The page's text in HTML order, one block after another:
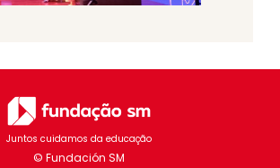
Juntos cuidamos da educação